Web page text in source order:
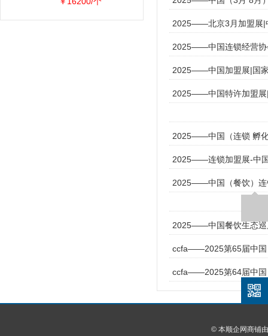
2025——北京3月加盟展|
2025——中国连锁经营协
2025——中国加盟展|国
2025——中国特许加盟展
2025——中国（连锁 孵
2025——连锁加盟展-中
2025——中国（餐饮）连
2025——中国餐饮生态巡
ccfa——2025第65届中国
ccfa——2025第64届中国
© 本顺企网商铺由